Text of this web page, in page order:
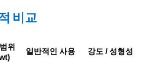
비교
위
일반적인 사용 강도 / 성형성